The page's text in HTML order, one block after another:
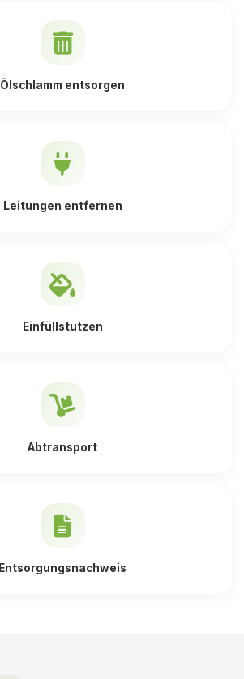
Ölschlamm entsorgen
Leitungen entfernen
Einfüllstutzen
Abtransport
Entsorgungsnachweis